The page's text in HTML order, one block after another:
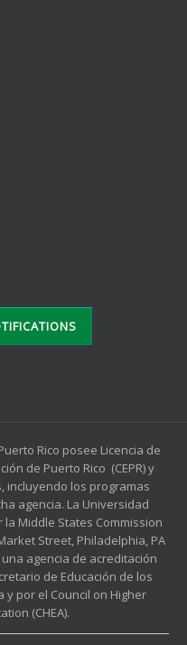
Rico posee Licencia de
de Puerto Rico (CEPR) y
incluyendo los programas
agencia. La Universidad
Middle States Commission
Street, Philadelphia, PA
una agencia de acreditación
de Educación de los
y por el Council on Higher
(CHEA).